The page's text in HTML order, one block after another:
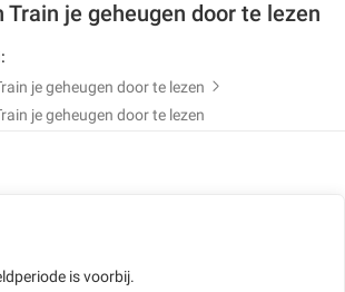
Train je geheugen door te lezen
je geheugen door te lezen
je geheugen door te lezen
is voorbij.